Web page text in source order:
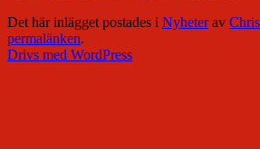
Det här inlägget postades i Nyheterav
permalänken.
Drivs med WordPress